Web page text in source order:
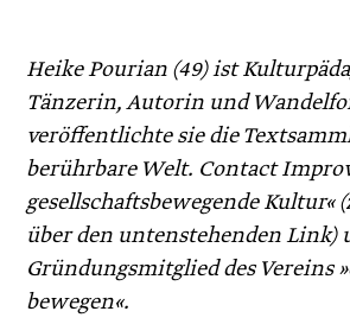
Heike Pourian (49) ist
Tänzerin, Autorin und
veröffentlichte sie die
berührbare Welt. Contact
gesellschaftsbewegende Kultur«
über den untenstehenden Link)
Gründungsmitglied des Vereins
bewegen«.